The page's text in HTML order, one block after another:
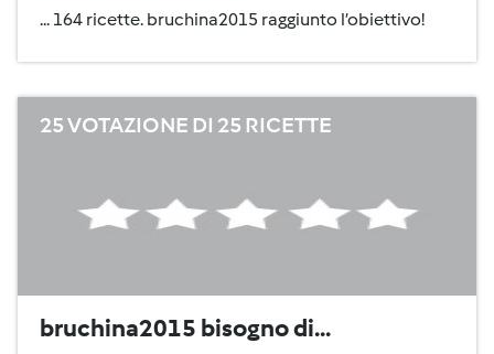
... 164 ricette. bruchina2015 raggiunto l’obiettivo!
25 VOTAZIONE DI 25 RICETTE
bruchina2015 bisogno di...